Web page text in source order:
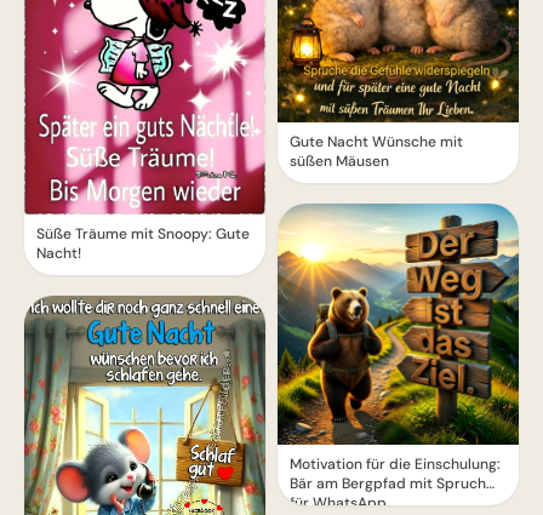
Süße Träume mit Snoopy: Gute
Nacht!
Gute Nacht Wünsche mit
süßen Mäusen
Motivation für die Einschulung:
Bär am Bergpfad mit Spruch
für WhatsApp